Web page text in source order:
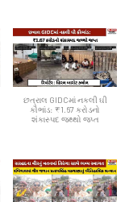
છત્રાલ GIDCમાં નકલી ઘી
કૌભાંડ: ₹1.67 કરોડનો
શંકાસ્પદ જથ્થો જપ્ત